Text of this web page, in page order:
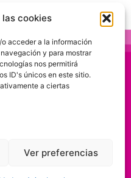
cookies
acceder a la información
y para mostrar
nos permitirá
ID's únicos en este sitio.
a ciertas
Ver preferencias